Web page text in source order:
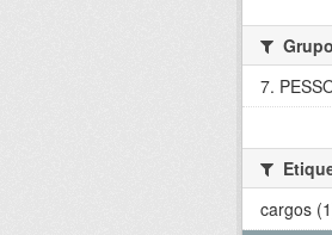
7.
cargos